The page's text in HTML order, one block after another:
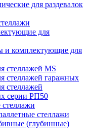
для раздевалок
для
и комплектующие для
стеллажей MS
стеллажей гаражных
стеллажей
серии РП50
стеллажи
стеллажи
(глубинные)